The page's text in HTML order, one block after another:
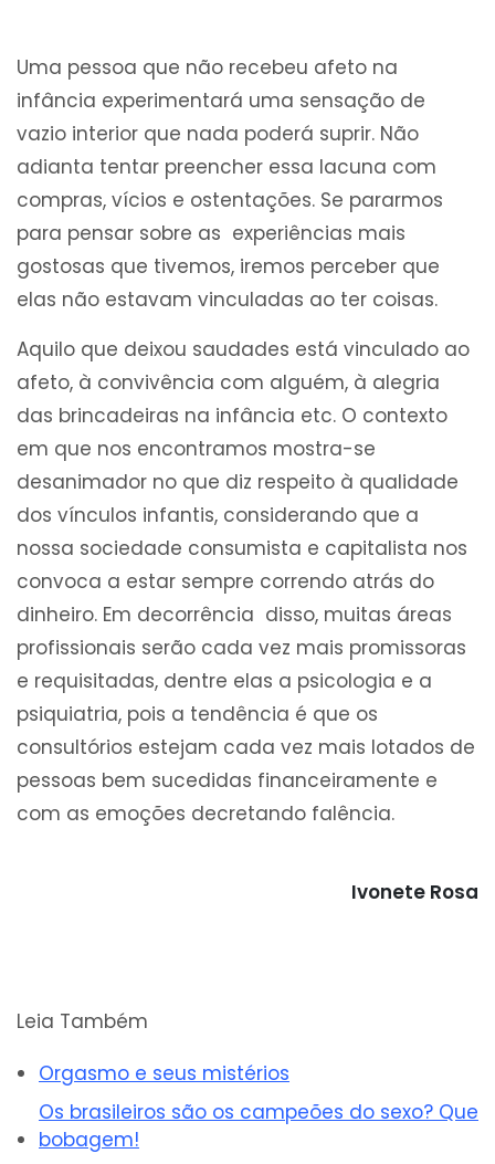
Uma pessoa que não recebeu afeto na
infância experimentará uma sensação de
vazio interior que nada poderá suprir. Não
adianta tentar preencher essa lacuna com
compras, vícios e ostentações. Se pararmos
para pensar sobre as experiências mais
gostosas que tivemos, iremos perceber que
elas não estavam vinculadas ao ter coisas.
Aquilo que deixou saudades está vinculado ao
afeto, à convivência com alguém, à alegria
das brincadeiras na infância etc. O contexto
em que nos encontramos mostra-se
desanimador no que diz respeito à qualidade
dos vínculos infantis, considerando que a
nossa sociedade consumista e capitalista nos
convoca a estar sempre correndo atrás do
dinheiro. Em decorrência disso, muitas áreas
profissionais serão cada vez mais promissoras
e requisitadas, dentre elas a psicologia e a
psiquiatria, pois a tendência é que os
consultórios estejam cada vez mais lotados de
pessoas bem sucedidas financeiramente e
com as emoções decretando falência.
Ivonete Rosa
Leia Também
Orgasmo e seus mistérios
Os brasileiros são os campeões do sexo? Que
bobagem!